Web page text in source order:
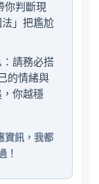
你判斷現
」把尷尬
請務必搭
的情緒與
你越穩
資訊，我都
！